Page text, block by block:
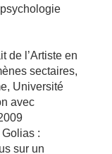
de l’Artiste en
sectaires,
Université
avec
:
sur un